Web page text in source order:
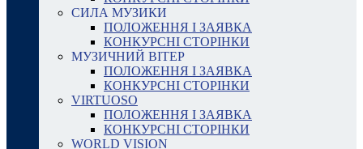
СИЛА МУЗИКИ
ПОЛОЖЕННЯ І ЗАЯВКА
КОНКУРСНІ СТОРІНКИ
МУЗИЧНИЙ ВІТЕР
ПОЛОЖЕННЯ І ЗАЯВКА
КОНКУРСНІ СТОРІНКИ
VIRTUOSO
ПОЛОЖЕННЯ І ЗАЯВКА
КОНКУРСНІ СТОРІНКИ
WORLD VISION